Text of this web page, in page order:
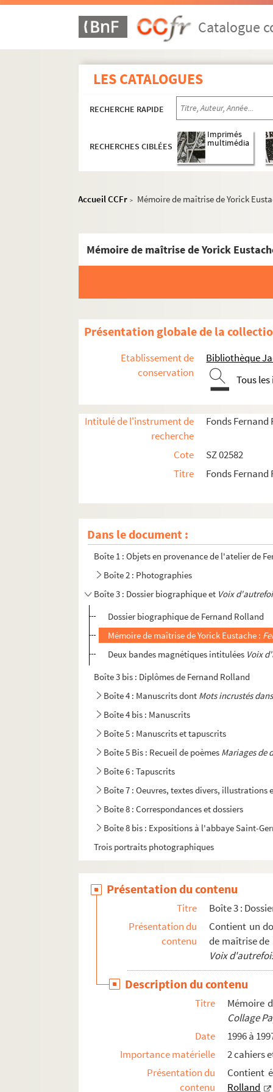
Catalogue
LES CATALOGUES
RECHERCHE RAPIDE
RECHERCHES CIBLÉES
Imprimés
multimédia
Accueil CCFr > Mémoire de maîtrise de Yorick
Mémoire de maîtrise de Yorick
Présentation globale de la
Etablissement de
conservation
Bibliothèque
Tous
Intitulé de l'instrument de
recherche
Fonds Fernand
Cote
SZ 02582
Titre
Fonds Fernand
Dans le document :
Boîte 1 : Objets en provenance de l'atelier de
Boîte 2 : Photographies
Boîte 3 : Dossier biographique et Voix
Dossier biographique de Fernand Rolland
Mémoire de maîtrise de Yorick Eustache :
Deux bandes magnétiques intitulées Voix
Boîte 3 bis : Diplômes de Fernand Rolland
Boîte 4 : Manuscrits dont Mots incrustés
Boîte 4 bis : Manuscrits
Boîte 5 : Manuscrits et tapuscrits
Boîte 5 Bis : Recueil de poèmes Mariages de
Boîte 6 : Tapuscrits
Boîte 7 : Oeuvres, textes divers, illustrations
Boîte 8 : Correspondances et dossiers
Boîte 8 bis : Expositions à l'abbaye Saint-
Trois portraits photographiques
Présentation du contenu
Titre
Boîte 3 :
Présentation du
contenu
Contient un
de maîtrise de
Voix
Description du contenu
Titre
Mémoire
Collage
Date
1996 à
Importance matérielle
2 cahiers
Présentation du
contenu
Contient
Rolland